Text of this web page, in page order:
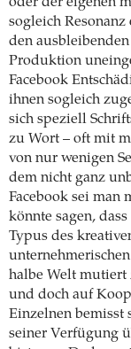
oder der eigenen
sogleich
den
Produktion
Facebook
ihnen sogleich
sich speziell
zu Wort – oft mit
von nur wenigen
dem nicht ganz
Facebook sei man
könnte sagen,
Typus des
halbe Welt
und doch auf
Einzelnen bemisst
seiner Verfügung